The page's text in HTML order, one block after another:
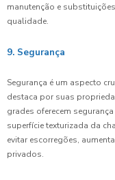
manutenção e
qualidade.
9. Segurança
Segurança é um aspecto
destaca por suas
grades oferecem
superfície texturizada da
evitar escorregões,
privados.